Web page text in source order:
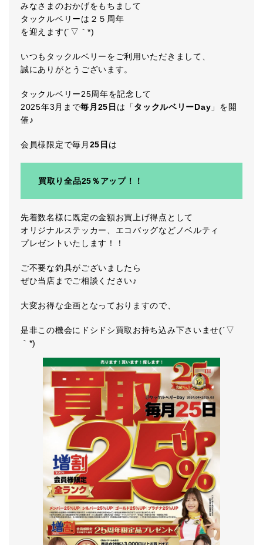
みなさまのおかげをもちまして
タックルベリーは２５周年
を迎えます(´▽｀*)
いつもタックルベリーをご利用いただきまして、
誠にありがとうございます。
タックルベリー25周年を記念して
2025年3月まで毎月25日 は「タックルベリーDay 」を開
催♪
会員様限定で毎月 25日 は
買取り全品25％アップ！！
先着数名様に既定の金額お買上げ得点として
オリジナルステッカー、エコバッグなどノベルティ
プレゼントいたします！！
ご不要な釣具がございましたら
ぜひ当店までご相談ください♪
大変お得な企画となっておりますので、
是非この機会にドシドシ買取お持ち込み下さいませ(´▽
｀*)